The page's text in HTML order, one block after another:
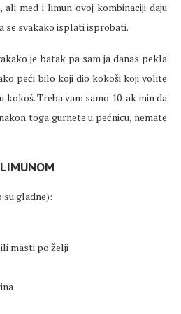
med i limun ovoj kombinaciji daju
se svakako isplati isprobati.
je batak pa sam ja danas pekla
peći bilo koji dio kokoši koji volite
kokoš. Treba vam samo 10-ak min da
toga gurnete u pećnicu, nemate
su gladne):
ili masti po želji